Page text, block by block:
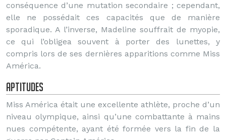
conséquence d’une mutation secondaire ; cependant,
elle ne possédait ces capacités que de manière
sporadique. A l’inverse, Madeline souffrait de myopie,
ce qui l’obligea souvent à porter des lunettes, y
compris lors de ses dernières apparitions comme Miss
América.
Aptitudes
Miss América était une excellente athlète, proche d’un
niveau olympique, ainsi qu’une combattante à mains
nues compétente, ayant été formée vers la fin de la